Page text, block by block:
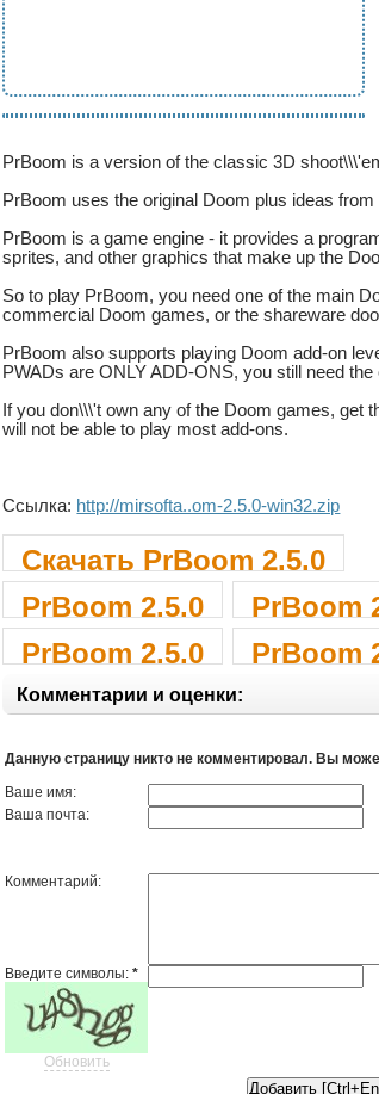
PrBoom is a version of the classic 3D
PrBoom uses the original Doom plus ideas
PrBoom is a game engine - it provides a
sprites, and other graphics that make up the
So to play PrBoom, you need one of the main
commercial Doom games, or the shareware
PrBoom also supports playing Doom add-on
PWADs are ONLY ADD-ONS, you still need
If you don\\\'t own any of the Doom games, get
will not be able to play most add-ons.
Ссылка: http://mirsofta..om-2.5.0-win32.zip
Скачать PrBoom 2.5.0
PrBoom 2.5.0
PrBoom
PrBoom 2.5.0
PrBoom
Комментарии и оценки:
Данную страницу никто не комментировал. Вы
Ваше имя:
Ваша почта:
Комментарий:
Введите символы:*
Обновить